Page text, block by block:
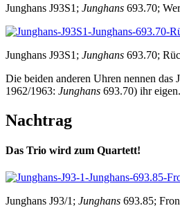
Junghans J93S1; Junghans 693.70;
Junghans J93S1; Junghans 693.70;
Die beiden anderen Uhren nennen das
1962/1963: Junghans 693.70) ihr eigen.
Nachtrag
Das Trio wird zum Quartett!
Junghans J93/1; Junghans 693.85;